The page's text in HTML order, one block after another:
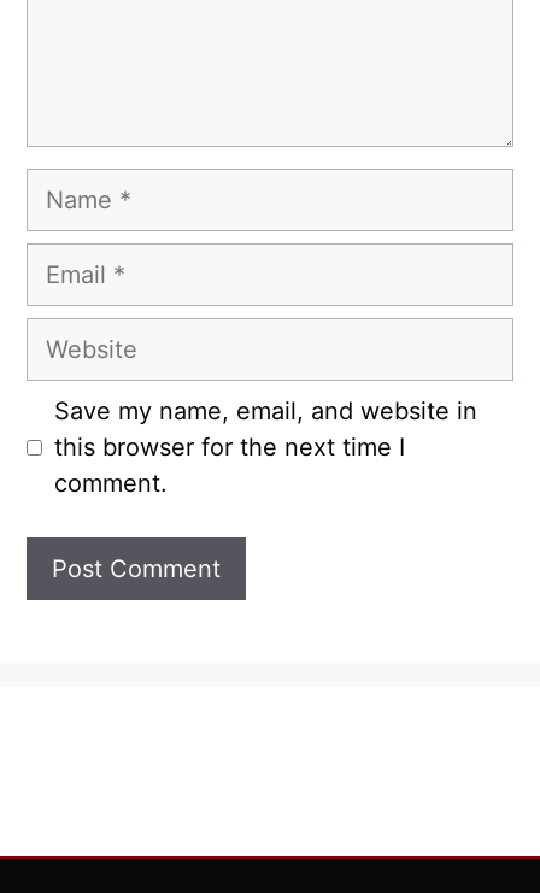
Name
Email
Website
Save my name, email, and website in
this browser for the next time I
comment.